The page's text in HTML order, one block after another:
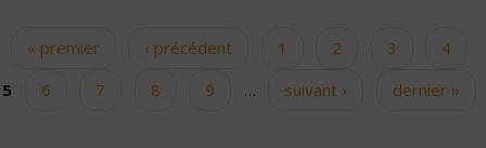
Pages
« premier ‹ précédent 1 2 3
4
5
6 7 8 9 … suivant › dernier »